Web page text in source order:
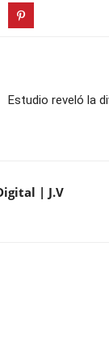
Estudio reveló la
| J.V